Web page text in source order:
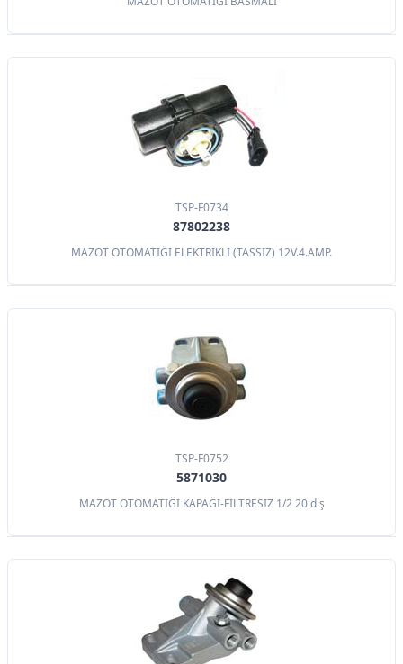
TSP-F0734
87802238
MAZOT OTOMATİĞİ ELEKTRİKLİ (TASSIZ) 12V.4.AMP.
TSP-F0752
5871030
MAZOT OTOMATİĞİ KAPAĞI-FİLTRESİZ 1/2 20 diş